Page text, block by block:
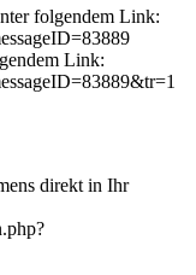
folgendem Link:
Link:
direkt in Ihr